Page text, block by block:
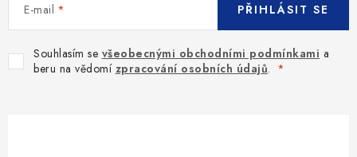
E-mail
Souhlasím se všeobecnými obchodními podmínkami a
beru na vědomí zpracování osobních údajů.
PŘIHLÁSIT SE